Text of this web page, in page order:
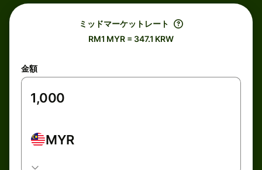
ミッドマーケットレート
RM1 MYR = 347.1 KRW
金額
MYR